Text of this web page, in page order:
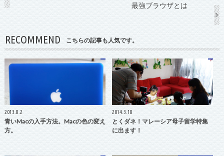
最強ブラウザとは
RECOMMEND こちらの記事も人気です。
2013.8.2
青いMacの入手方法。Macの色の変え
方。
2014.3.18
とくダネ！マレーシア母子留学特集
に出ます！